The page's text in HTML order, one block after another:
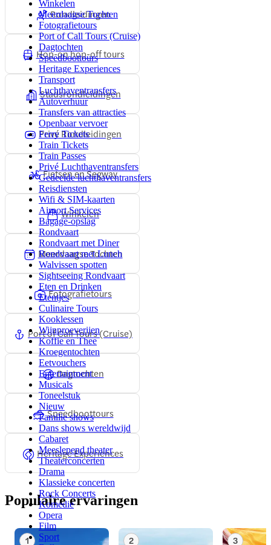
Winkelen
Meerdaagse Tochten
Fotografietours
Port of Call Tours (Cruise)
Dagtochten
Speedboottours
Heritage Experiences
Transport
Luchthaventransfers
Autoverhuur
Transfers van attracties
Openbaar vervoer
Ferry Tickets
Train Tickets
Train Passes
Privé Luchthaventransfers
Gedeelde luchthaventransfers
Reisdiensten
Wifi & SIM-kaarten
Airport Services
Bagage-opslag
Rondvaart
Rondvaart met Diner
Rondvaart met Lunch
Walvissen spotten
Sightseeing Rondvaart
Eten en Drinken
Etentjes
Culinaire Tours
Kooklessen
Wijnproeverijen
Koffie en Thee
Kroegentochten
Eetvouchers
Entertainment
Musicals
Toneelstuk
Nieuw
Familie shows
Dans shows wereldwijd
Cabaret
Meeslepend theater
Theaterconcerten
Drama
Klassieke concerten
Rock Concerts
Komedie
Opera
Film
Sport
Rondleidingen
Hop-on hop-off tours
Stadsrondleidingen
Privé Rondleidingen
Fietsen en Segway
Winkelen
Meerdaagse Tochten
Fotografietours
Port of Call Tours (Cruise)
Dagtochten
Speedboottours
Heritage Experiences
Populaire ervaringen
1 2 3